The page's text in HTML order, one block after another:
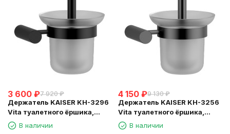
3 600 ₽7 920 ₽
Держатель KAISER KH-3296
Vita туалетного ёршика,
настенный
В наличии
4 150 ₽9 130 ₽
Держатель KAISER KH-3256
Vita туалетного ёршика,
настенный
В наличии